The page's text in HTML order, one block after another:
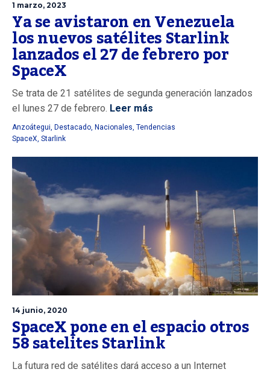
1 marzo, 2023
Ya se avistaron en Venezuela
los nuevos satélites Starlink
lanzados el 27 de febrero por
SpaceX
Se trata de 21 satélites de segunda generación lanzados
el lunes 27 de febrero. Leer más
Anzoátegui, Destacado, Nacionales, Tendencias
SpaceX, Starlink
14 junio, 2020
SpaceX pone en el espacio otros
58 satelites Starlink
La futura red de satélites dará acceso a un Internet